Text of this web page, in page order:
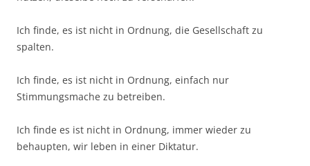
Ich finde, es ist nicht in Ordnung, die Gesellschaft zu
spalten.
Ich finde, es ist nicht in Ordnung, einfach nur
Stimmungsmache zu betreiben.
Ich finde es ist nicht in Ordnung, immer wieder zu
behaupten, wir leben in einer Diktatur.